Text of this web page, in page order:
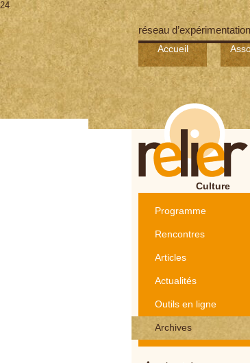
24
réseau
Accueil
Culture
Programme
Rencontres
Articles
Actualités
Outils en ligne
Archives